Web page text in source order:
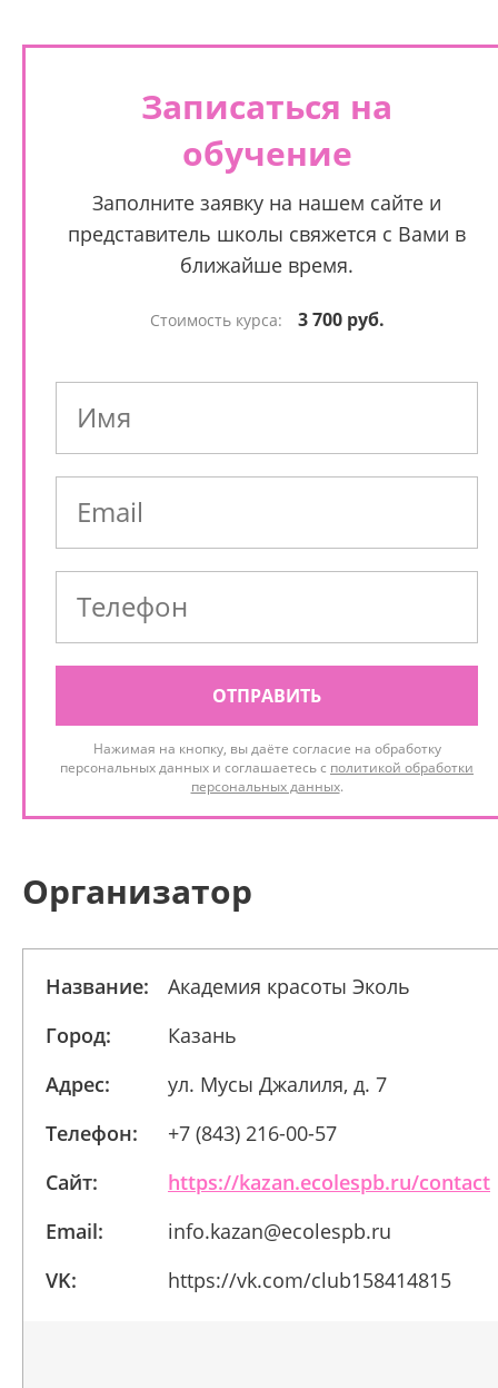
Записаться на
обучение
Заполните заявку на нашем сайте и
представитель школы свяжется с Вами в
ближайше время.
Стоимость курса: 3 700 руб.
ОТПРАВИТЬ
Нажимая на кнопку, вы даёте согласие на обработку
персональных данных и соглашаетесь с политикой обработки
персональных данных.
Организатор
Название:
Академия красоты Эколь
Город:
Казань
Адрес:
ул. Мусы Джалиля, д. 7
Телефон:
+7 (843) 216-00-57
Сайт:
https://kazan.ecolespb.ru/contact
Email:
info.kazan@ecolespb.ru
VK:
https://vk.com/club158414815